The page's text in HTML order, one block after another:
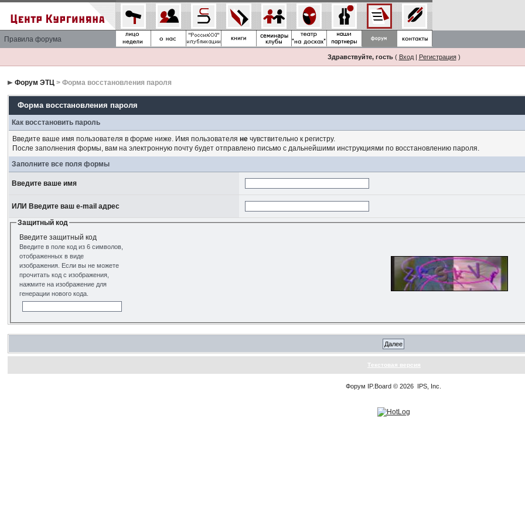
Правила форума
Здравствуйте, гость( Вход| Регистрация)
Форум ЭТЦ > Форма восстановления пароля
Форма восстановления пароля
Как восстановить пароль
Введите ваше имя пользователя в форме ниже. Имя пользователяне чувствительно к регистру.
После заполнения формы, вам на электронную почту будет отправлено письмо с дальнейшими инструкциями по восстановлению пароля.
Заполните все поля формы
Введите ваше имя
ИЛИ Введите ваш e-mail адрес
Защитный код
Введите защитный код
Введите в поле код из 6 символов,
отображенных в виде
изображения. Если вы не можете
прочитать код с изображения,
нажмите на изображение для
генерации нового кода.
Текстовая версия
Форум IP.Board © 2026 IPS, Inc